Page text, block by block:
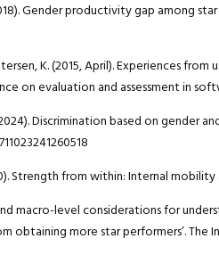
Gender productivity gap among
K. (2015, April). Experiences
on evaluation and assessment in
Discrimination based on
Strength from within: Internal
macro-level considerations for
obtaining more star performers’.